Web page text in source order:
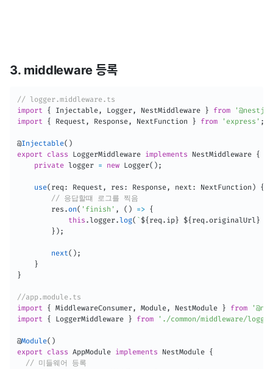
3. middleware 등록
// logger.middleware.ts
import
{ Injectable, Logger, NestMiddleware } from
'@nestjs/
import
{ Request , Response, NextFunction } from 'express' ;
@Injectable( )
export
class LoggerMiddleware implements NestMiddleware {
private logger = new Logger( ) ;
use( req : Request , res : Response, next : NextFunction )
{
// 응답할떄 로그를 찍음
        res
. on( 'finish' , ( ) => {
this .logger.log( ` ${ req . ip } ${ req . originalUrl }
} ) ;
next( ) ;
}
}
//app.module.ts
import
{ MiddlewareConsumer, Module, NestModule } from
import
{ LoggerMiddleware } from './common/middleware/
@Module( )
export
class AppModule implements NestModule {
// 미들웨어 등록